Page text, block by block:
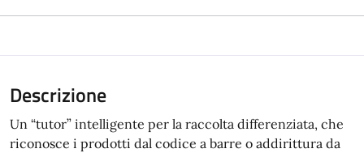
Descrizione
Un “tutor” intelligente per la raccolta differenziata, che
riconosce i prodotti dal codice a barre o addirittura da